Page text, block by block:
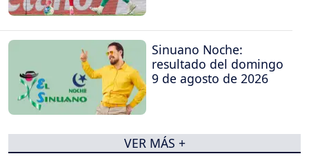
Sinuano Noche:
resultado del domingo
9 de agosto de 2026
VER MÁS +